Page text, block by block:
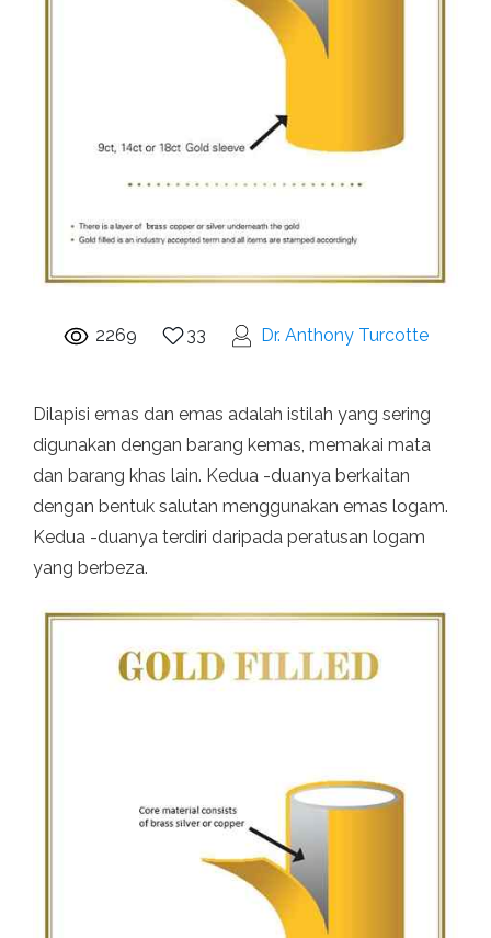
2269 33 Dr. Anthony Turcotte
Dilapisi emas dan emas adalah istilah yang sering
digunakan dengan barang kemas, memakai mata
dan barang khas lain. Kedua -duanya berkaitan
dengan bentuk salutan menggunakan emas logam.
Kedua -duanya terdiri daripada peratusan logam
yang berbeza.